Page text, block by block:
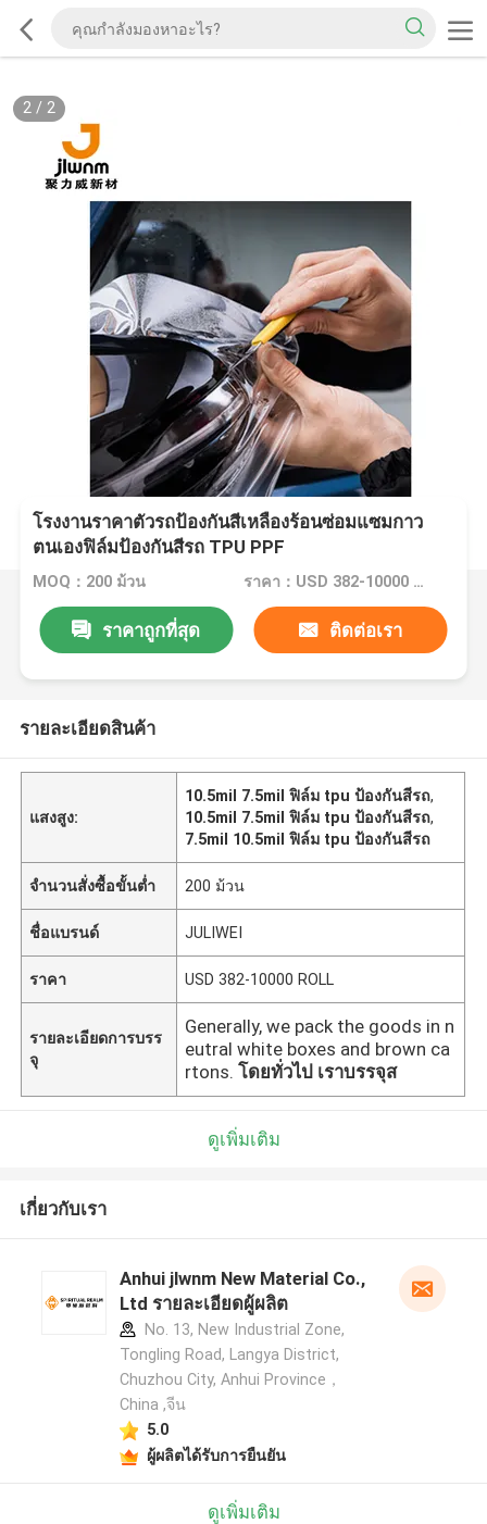
2/ 2
โรงงานราคาตัวรถป้องกันสีเหลืองร้อนซ่อมแซมกาว
ตนเองฟิล์มป้องกันสีรถ TPU PPF
MOQ：200 ม้วน ราคา：USD 382-10000 ROLL
ราคาถูกที่สุด ติดต่อเรา
รายละเอียดสินค้า
แสงสูง:
10.5mil 7.5mil ฟิล์ม tpu ป้องกันสีรถ,
10.5mil 7.5mil ฟิล์ม tpu ป้องกันสีรถ,
7.5mil 10.5mil ฟิล์ม tpu ป้องกันสีรถ
จำนวนสั่งซื้อขั้นต่ำ 200 ม้วน
ชื่อแบรนด์ JULIWEI
ราคา USD 382-10000 ROLL
รายละเอียดการบรร
จุ
Generally, we pack the goods in n
eutral white boxes and brown ca
rtons. โดยทั่วไป เราบรรจุส
ดูเพิ่มเติม
เกี่ยวกับเรา
Anhui jlwnm New Material Co.,
Ltd รายละเอียดผู้ผลิต
No. 13, New Industrial Zone,
Tongling Road, Langya District,
Chuzhou City, Anhui Province，
China ,จีน
5.0
ผู้ผลิตได้รับการยืนยัน
ดูเพิ่มเติม